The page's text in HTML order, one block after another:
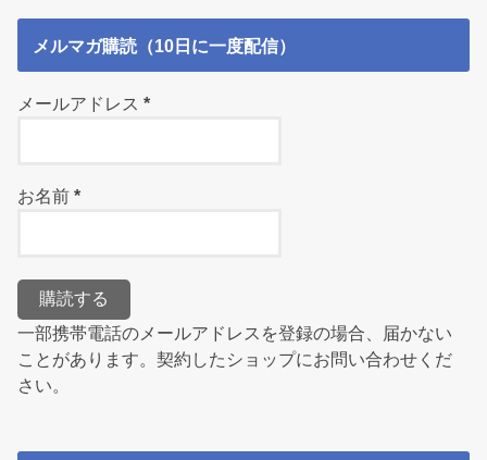
メルマガ購読（10日に一度配信）
メールアドレス*
お名前*
一部携帯電話のメールアドレスを登録の場合、届かない
ことがあります。契約したショップにお問い合わせくだ
さい。